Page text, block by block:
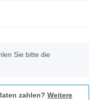
Sie bitte die
zahlen? Weitere